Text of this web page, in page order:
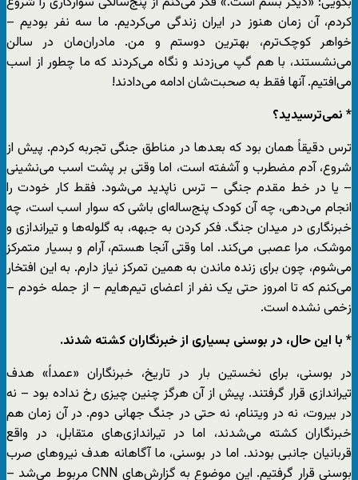
کردم، آن زمان هنوز در ایران زندگی می‌کردیم. ما سه نفر بودیم –
خواهر کوچک‌ترم، بهترین دوستم و من. مادران‌مان در سالن
می‌نشستند، با هم گپ می‌زدند و نگاه می‌کردند که ما چطور از اسب
می‌افتیم. آنها فقط به صحبت‌شان ادامه می‌دادند!
* نمی‌ترسیدید؟
ترس دقیقاً همان بود که بعدها در مناطق جنگی تجربه کردم. پیش از
شروع، آدم مضطرب و آشفته است، اما وقتی بر پشت اسب می‌نشینی
– یا در خط مقدم جنگی – ترس ناپدید می‌شود. فقط کار خودت را
انجام می‌دهی، چه آن کودک پنج‌ساله‌ای باشی که سوار اسب است، چه
خبرنگاری در میدان جنگ. فکر کردن به جبهه، به گلوله‌ها و تیراندازی و
موشک، مرا عصبی می‌کند. اما وقتی آنجا هستم، آرام و بسیار متمرکز
می‌شوم، چون برای زنده ماندن به همین تمرکز نیاز دارم. به این افتخار
می‌کنم که تا امروز حتی یک نفر از اعضای تیم‌هایم – از جمله خودم –
زخمی نشده است.
* با این حال، در بوسنی بسیاری از خبرنگاران کشته شدند.
در بوسنی، برای نخستین بار در تاریخ، خبرنگاران «عمداً» هدف
تیراندازی قرار گرفتند. پیش از آن هرگز چنین چیزی رخ نداده بود – نه
در بیروت، نه در ویتنام، نه حتی در جنگ جهانی دوم. در آن زمان هم
خبرنگاران کشته می‌شدند، اما در تیراندازی‌های متقابل، در واقع
قربانیان جانبی بودند. اما در بوسنی، ما آگاهانه هدف نیروهای صرب
بوسنی قرار گرفتیم. این موضوع به گزارش‌های CNN مربوط می‌شد –